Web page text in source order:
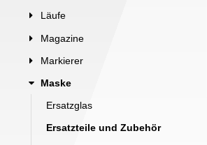
Läufe
Magazine
Markierer
Maske
Ersatzglas
Ersatzteile und Zubehör